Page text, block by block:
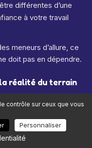
différentes d’une
à votre travail
meneurs d’allure, ce
doit pas en dépendre.
réalité du terrain
du jour J
sorties en soirée
(chemins, herbe,
contrôle sur ceux que vous
Personnaliser